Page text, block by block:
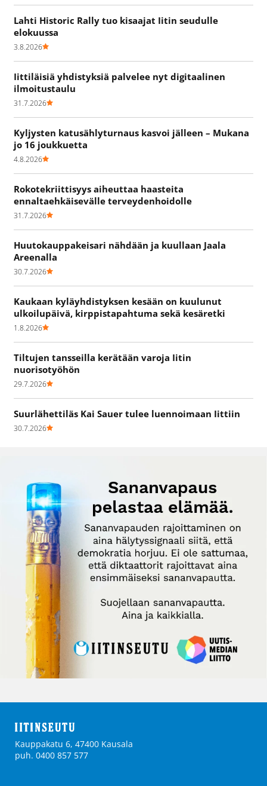
Lahti Historic Rally tuo kisaajat Iitin seudulle
elokuussa
3.8.2026
Iittiläisiä yhdistyksiä palvelee nyt digitaalinen
ilmoitustaulu
31.7.2026
Kyljysten katusählyturnaus kasvoi jälleen – Mukana
jo 16 joukkuetta
4.8.2026
Rokotekriittisyys aiheuttaa haasteita
ennaltaehkäisevälle terveydenhoidolle
31.7.2026
Huutokauppakeisari nähdään ja kuullaan Jaala
Areenalla
30.7.2026
Kaukaan kyläyhdistyksen kesään on kuulunut
ulkoilupäivä, kirppistapahtuma sekä kesäretki
1.8.2026
Tiltujen tansseilla kerätään varoja Iitin
nuorisotyöhön
29.7.2026
Suurlähettiläs Kai Sauer tulee luennoimaan Iittiin
30.7.2026
Kauppakatu 6, 47400 Kausala
puh. 0400 857 577